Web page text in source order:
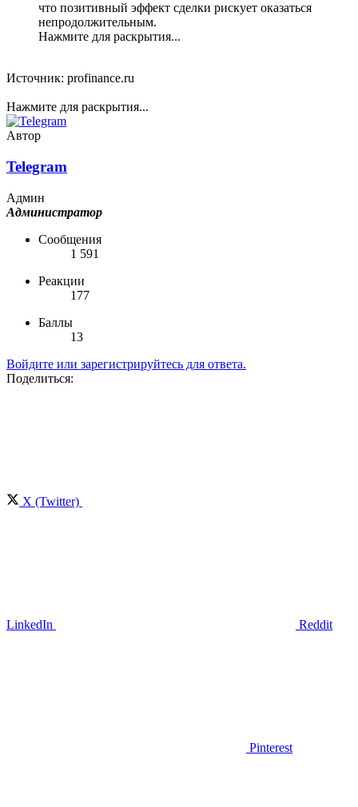
что позитивный эффект сделки рискует оказаться
непродолжительным.
Нажмите для раскрытия...
Источник: profinance.ru
Нажмите для раскрытия...
Автор
Telegram
Админ
Администратор
Сообщения
1 591
Реакции
177
Баллы
13
Войдите или зарегистрируйтесь для ответа.
Поделиться:
X (Twitter)
LinkedIn Reddit
Pinterest